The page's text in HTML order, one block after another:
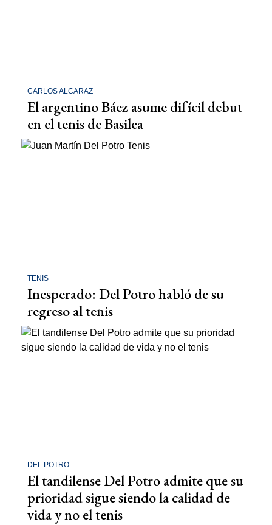
CARLOS ALCARAZ
El argentino Báez asume difícil debut
en el tenis de Basilea
TENIS
Inesperado: Del Potro habló de su
regreso al tenis
DEL POTRO
El tandilense Del Potro admite que su
prioridad sigue siendo la calidad de
vida y no el tenis